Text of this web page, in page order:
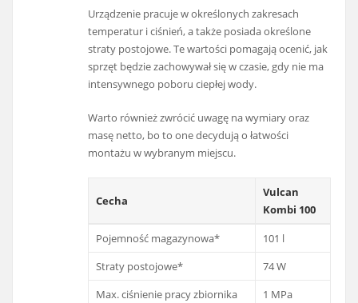
Urządzenie pracuje w określonych zakresach
temperatur i ciśnień, a także posiada określone
straty postojowe. Te wartości pomagają ocenić, jak
sprzęt będzie zachowywał się w czasie, gdy nie ma
intensywnego poboru ciepłej wody.
Warto również zwrócić uwagę na wymiary oraz
masę netto, bo to one decydują o łatwości
montażu w wybranym miejscu.
Cecha
Vulcan
Kombi 100
Pojemność magazynowa*
101 l
Straty postojowe*
74 W
Max. ciśnienie pracy zbiornika
1 MPa